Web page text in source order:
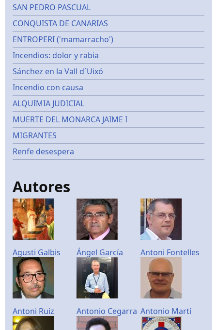
SAN PEDRO PASCUAL
CONQUISTA DE CANARIAS
ENTROPERI ('mamarracho')
Incendios: dolor y rabia
Sánchez en la Vall d´Uixó
Incendio con causa
ALQUIMIA JUDICIAL
MUERTE DEL MONARCA JAIME I
MIGRANTES
Renfe desespera
Autores
Agusti Galbis Ángel García Antoni Fontelles
Antoni Ruiz Antonio Cegarra Antonio Martí